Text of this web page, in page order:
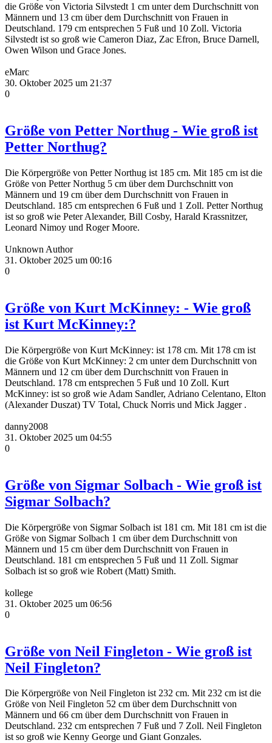
die Größe von Victoria Silvstedt 1 cm unter dem Durchschnitt von
Männern und 13 cm über dem Durchschnitt von Frauen in
Deutschland. 179 cm entsprechen 5 Fuß und 10 Zoll. Victoria
Silvstedt ist so groß wie Cameron Diaz, Zac Efron, Bruce Darnell,
Owen Wilson und Grace Jones.
eMarc
30. Oktober 2025 um 21:37
0
Größe von Petter Northug - Wie groß ist
Petter Northug?
Die Körpergröße von Petter Northug ist 185 cm. Mit 185 cm ist die
Größe von Petter Northug 5 cm über dem Durchschnitt von
Männern und 19 cm über dem Durchschnitt von Frauen in
Deutschland. 185 cm entsprechen 6 Fuß und 1 Zoll. Petter Northug
ist so groß wie Peter Alexander, Bill Cosby, Harald Krassnitzer,
Leonard Nimoy und Roger Moore.
Unknown Author
31. Oktober 2025 um 00:16
0
Größe von Kurt McKinney: - Wie groß
ist Kurt McKinney:?
Die Körpergröße von Kurt McKinney: ist 178 cm. Mit 178 cm ist
die Größe von Kurt McKinney: 2 cm unter dem Durchschnitt von
Männern und 12 cm über dem Durchschnitt von Frauen in
Deutschland. 178 cm entsprechen 5 Fuß und 10 Zoll. Kurt
McKinney: ist so groß wie Adam Sandler, Adriano Celentano, Elton
(Alexander Duszat) TV Total, Chuck Norris und Mick Jagger .
danny2008
31. Oktober 2025 um 04:55
0
Größe von Sigmar Solbach - Wie groß ist
Sigmar Solbach?
Die Körpergröße von Sigmar Solbach ist 181 cm. Mit 181 cm ist die
Größe von Sigmar Solbach 1 cm über dem Durchschnitt von
Männern und 15 cm über dem Durchschnitt von Frauen in
Deutschland. 181 cm entsprechen 5 Fuß und 11 Zoll. Sigmar
Solbach ist so groß wie Robert (Matt) Smith.
kollege
31. Oktober 2025 um 06:56
0
Größe von Neil Fingleton - Wie groß ist
Neil Fingleton?
Die Körpergröße von Neil Fingleton ist 232 cm. Mit 232 cm ist die
Größe von Neil Fingleton 52 cm über dem Durchschnitt von
Männern und 66 cm über dem Durchschnitt von Frauen in
Deutschland. 232 cm entsprechen 7 Fuß und 7 Zoll. Neil Fingleton
ist so groß wie Kenny George und Giant Gonzales.